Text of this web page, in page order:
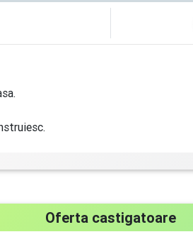
Oferta castigatoare